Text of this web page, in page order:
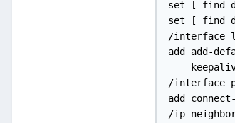
set [ find
set [ find
/interface
add add-
/interface
add
/ip